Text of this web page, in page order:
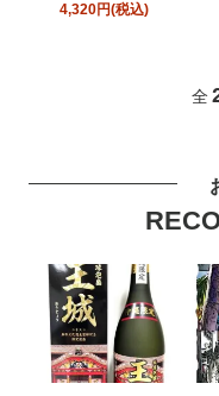
4,320円(税込)
全